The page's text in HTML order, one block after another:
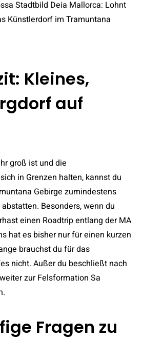
Kleines,
auf
groß ist und die
in Grenzen halten, kannst du
Gebirge zumindestens
Besonders, wenn du
einen Roadtrip entlang der MA
hat es bisher nur für einen kurzen
brauchst du für das
nicht. Außer du beschließt nach
zur Felsformation Sa
Fragen zu